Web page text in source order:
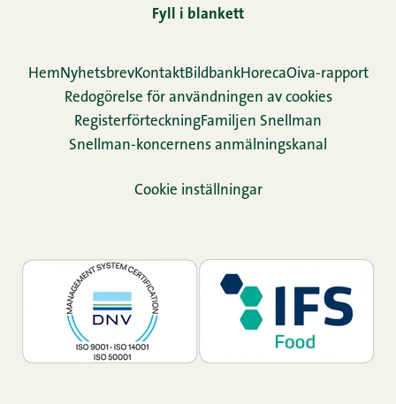
Fyll i blankett
HemNyhetsbrevKontaktBildbankHorecaOiva-rapport
Redogörelse för användningen av cookies
Re­gis­ter­för­teck­ningFamiljen Snellman
Snellman-koncernens anmälningskanal
Cookie inställningar